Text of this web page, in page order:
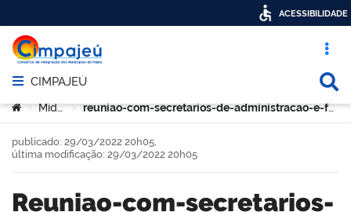
Acesso
Abrir menu principal de navegação
CIMPAJEÚ
Você está aqui:
> Mídia > reuniao-com-secretarios-de-administracao-e-fundo-previdenciario-municipal2-300×169
reuniao-com-secretarios-
publicado: 29/03/2022 20h05,
última modificação: 29/03/2022 20h05
ACESSIBILIDADE